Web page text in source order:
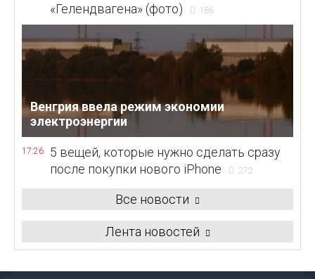
«Гелендвагена» (фото)
186
Венгрия ввела режим экономии
электроэнергии
17:26
5 вещей, которые нужно сделать сразу
после покупки нового iPhone
272
Все новости
Лента новостей